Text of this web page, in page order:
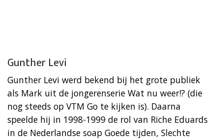
Gunther Levi
Gunther Levi werd bekend bij het grote publiek
als Mark uit de jongerenserie Wat nu weer!? (die
nog steeds op VTM Go te kijken is). Daarna
speelde hij in 1998-1999 de rol van Riche Eduards
in de Nederlandse soap Goede tijden, Slechte